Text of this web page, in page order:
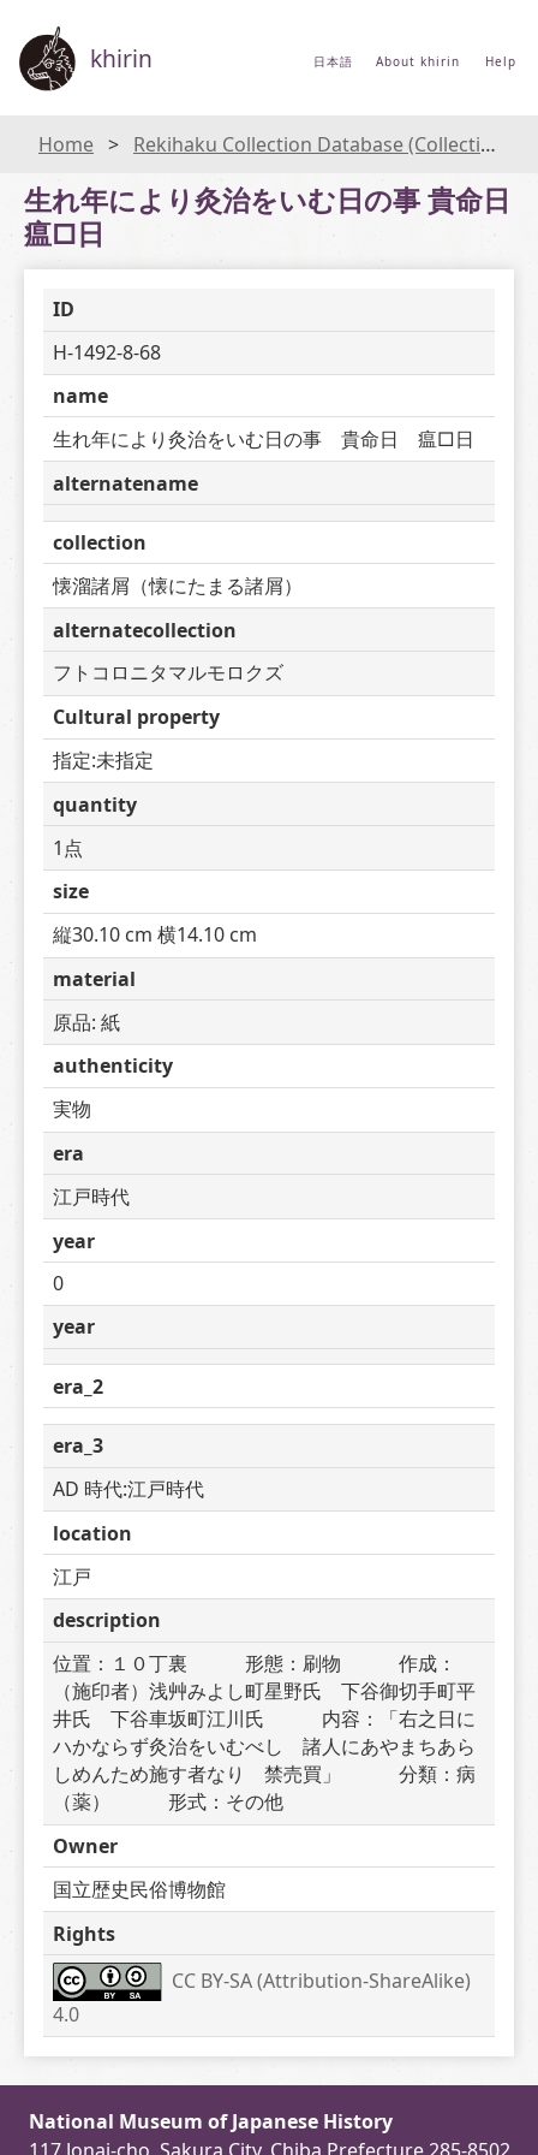
khirin 日本語 About khirin Help
Home Rekihaku Collection Database (Collections Database of the National Museum of Japanese History)
生れ年により灸治をいむ日の事 貴命日
瘟□日
ID
H-1492-8-68
name
生れ年により灸治をいむ日の事　貴命日　瘟□日
alternatename
collection
懐溜諸屑（懐にたまる諸屑）
alternatecollection
フトコロニタマルモロクズ
Cultural property
指定:未指定
quantity
1点
size
縦30.10 cm 横14.10 cm
material
原品: 紙
authenticity
実物
era
江戸時代
year
0
year
era_2
era_3
AD 時代:江戸時代
location
江戸
description
位置：１０丁裏　　　形態：刷物　　　作成：
（施印者）浅艸みよし町星野氏　下谷御切手町平
井氏　下谷車坂町江川氏　　　内容：「右之日に
ハかならず灸治をいむべし　諸人にあやまちあら
しめんため施す者なり　禁売買」　　　分類：病
（薬）　　　形式：その他
Owner
国立歴史民俗博物館
Rights
CC BY-SA (Attribution-ShareAlike)
4.0
National Museum of Japanese History